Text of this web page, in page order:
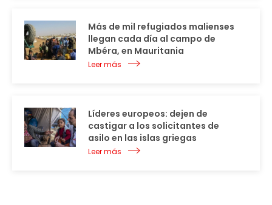
Más de mil refugiados malienses
llegan cada día al campo de
Mbéra, en Mauritania
Leer más
Líderes europeos: dejen de
castigar a los solicitantes de
asilo en las islas griegas
Leer más